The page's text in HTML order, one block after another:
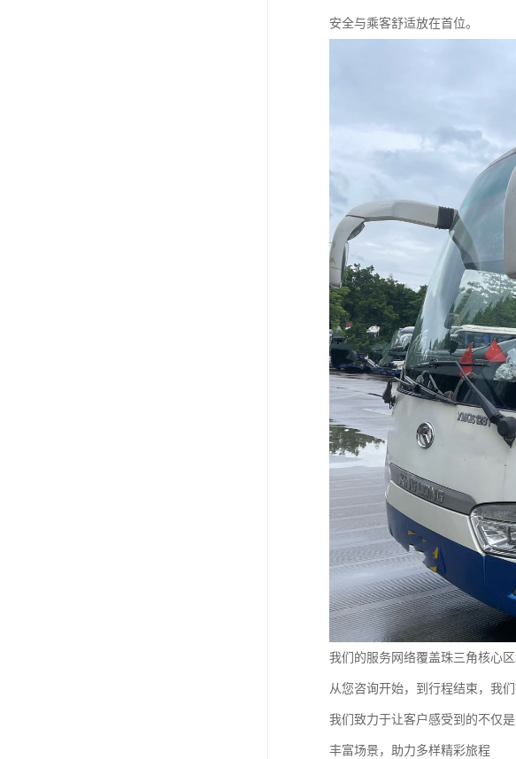
安全与乘客舒适放在首位。
我们的服务网络覆盖珠三角核心
从您咨询开始，到行程结束，我
我们致力于让客户感受到的不仅
丰富场景，助力多样精彩旅程